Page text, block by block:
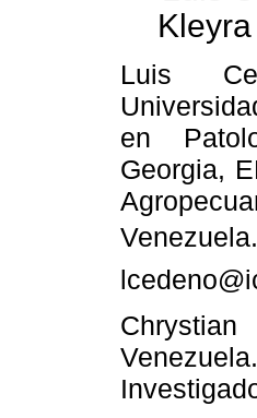
Luis
en
Georgia,
Chrystian